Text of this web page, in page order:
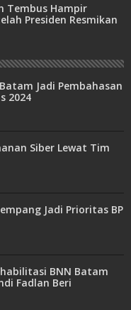
Tembus Hampir
Presiden Resmikan
Jadi Pembahasan
2024
Siber Lewat Tim
Jadi Prioritas BP
BNN Batam
Fadlan Beri